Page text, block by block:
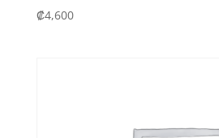
₡4,600